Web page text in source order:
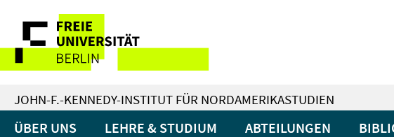
direkt
Inhalt
Service-
Navigation
JOHN-F.-KENNEDY-INSTITUT FÜR NORDAMERIKASTUDIEN
ÜBER UNS LEHRE & STUDIUM ABTEILUNGEN